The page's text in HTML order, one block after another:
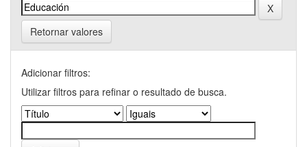
Retornar valores
Adicionar filtros:
Utilizar filtros para refinar o resultado de busca.